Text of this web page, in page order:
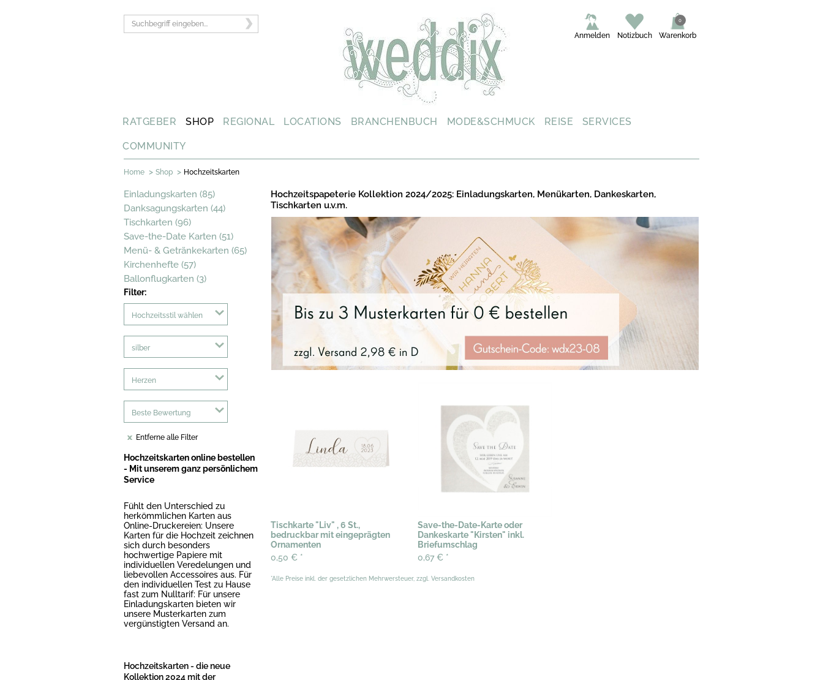
Warenkorb
0
Notizbuch
Anmelden
RATGEBER SHOP REGIONAL LOCATIONS BRANCHENBUCH MODE&SCHMUCK REISE SERVICES
COMMUNITY
Home > Shop > Hochzeitskarten
Einladungskarten (85)
Danksagungskarten (44)
Tischkarten (96)
Save-the-Date Karten (51)
Menü- & Getränkekarten (65)
Kirchenhefte (57)
Ballonflugkarten (3)
Filter:
Hochzeitsstil wählen
silber
Herzen
Beste Bewertung
Entferne alle Filter
Hochzeitskarten online bestellen
- Mit unserem ganz persönlichem
Service
Fühlt den Unterschied zu
herkömmlichen Karten aus
Online-Druckereien: Unsere
Karten für die Hochzeit zeichnen
sich durch besonders
hochwertige Papiere mit
individuellen Veredelungen und
liebevollen Accessoires aus. Für
den individuellen Test zu Hause
fast zum Nulltarif: Für unsere
Einladungskarten bieten wir
unsere Musterkarten zum
vergünstigten Versand an.
Hochzeitskarten - die neue
Kollektion 2024 mit der
Hochzeitspapeterie Kollektion 2024/2025: Einladungskarten, Menükarten, Dankeskarten,
Tischkarten u.v.m.
Tischkarte "Liv" , 6 St.,
bedruckbar mit eingeprägten
Ornamenten
0,50 € *
Save-the-Date-Karte oder
Dankeskarte "Kirsten" inkl.
Briefumschlag
0,67 € *
*Alle Preise inkl. der gesetzlichen Mehrwersteuer, zzgl. Versandkosten